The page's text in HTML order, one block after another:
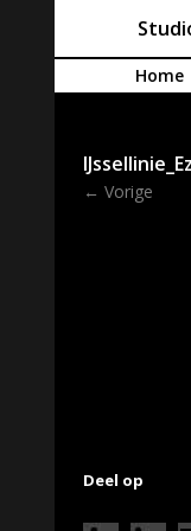
Spring naar de
Home
← Vorige
Deel op